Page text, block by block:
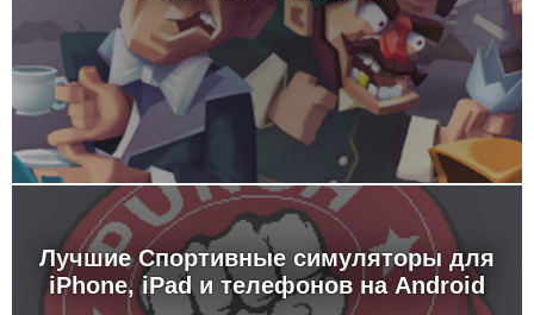
Лучшие Спортивные симуляторы для
iPhone, iPad и телефонов на Android